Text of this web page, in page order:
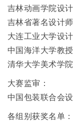
吉林动画学院
吉林省著名设
大连工业大学
中国海洋大
清华大学美
大赛监审：
中国包装联合
各组别获奖名单：